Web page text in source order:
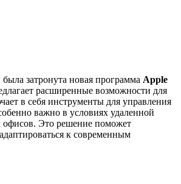
затронута новая программа Apple
расширенные возможности для
в себя инструменты для управления
важно в условиях удаленной
Это решение поможет
к современным